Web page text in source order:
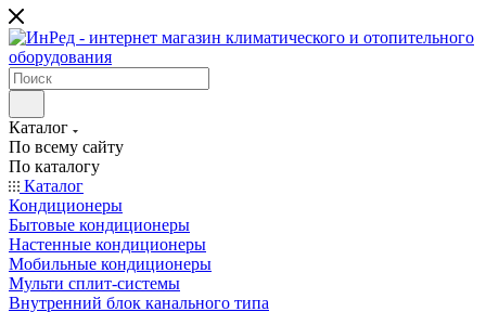
Каталог
По всему сайту
По каталогу
Каталог
Кондиционеры
Бытовые кондиционеры
Настенные кондиционеры
Мобильные кондиционеры
Мульти сплит-системы
Внутренний блок канального типа